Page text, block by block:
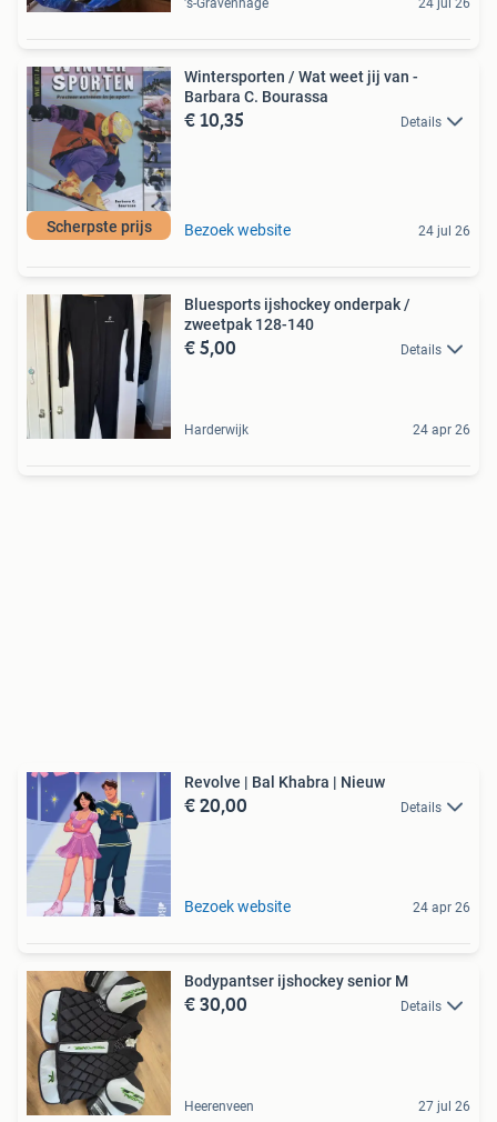
's-Gravenhage 24 jul 26
Scherpste prijs
Wintersporten / Wat weet jij van -
Barbara C. Bourassa
€ 10,35 Details
Bezoek website 24 jul 26
Bluesports ijshockey onderpak /
zweetpak 128-140
€ 5,00 Details
Harderwijk 24 apr 26
Revolve | Bal Khabra | Nieuw
€ 20,00 Details
Bezoek website 24 apr 26
Bodypantser ijshockey senior M
€ 30,00 Details
Heerenveen 27 jul 26